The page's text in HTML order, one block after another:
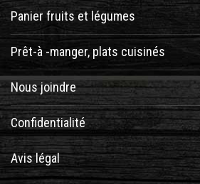
Panier fruits et légumes
Prêt-à -manger, plats cuisinés
Nous joindre
Confidentialité
Avis légal